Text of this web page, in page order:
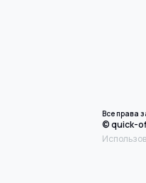
Все права
© quick-